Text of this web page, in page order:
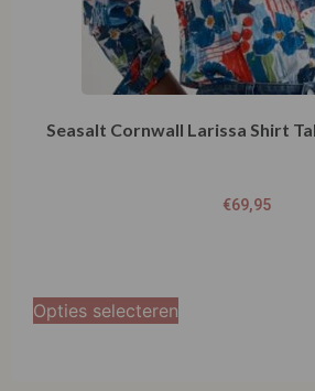
Seasalt Cornwall Larissa Shirt
€69,95
Opties selecteren